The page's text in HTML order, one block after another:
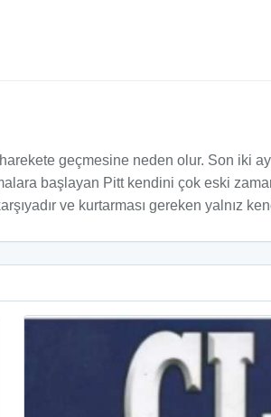
geçmesine neden olur. Son iki
başlayan Pitt kendini çok eski
ve kurtarması gereken yalnız